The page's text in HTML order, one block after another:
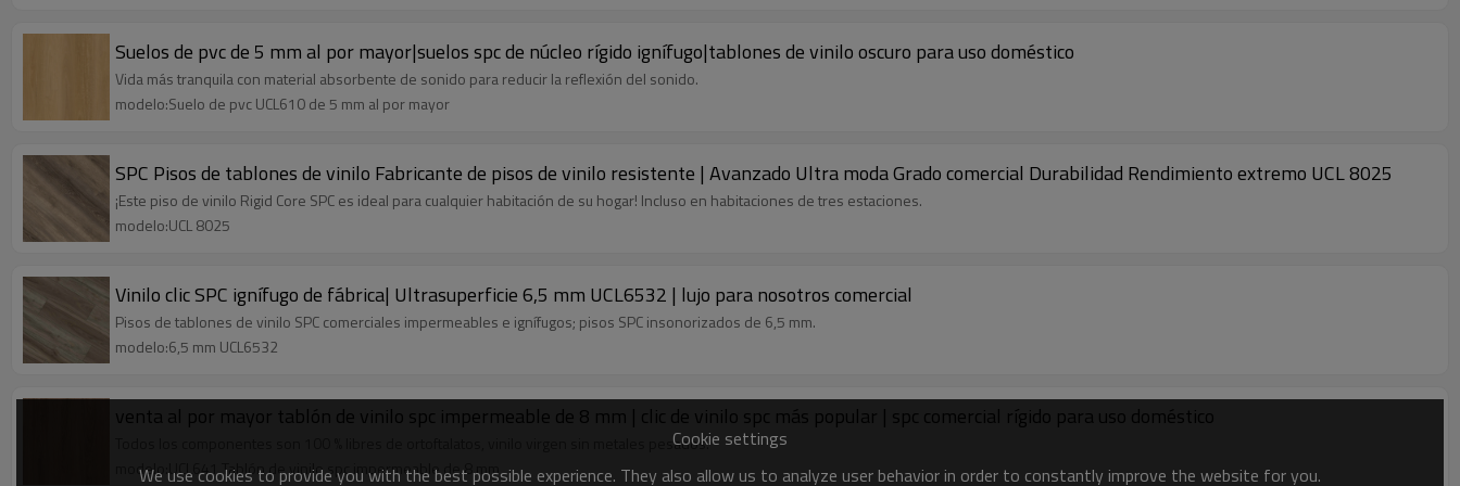
Suelos de pvc de 5 mm al por mayor|suelos spc de núcleo rígido ignífugo|tablones de vinilo oscuro para uso doméstico
Vida más tranquila con material absorbente de sonido para reducir la reflexión del sonido.
modelo:Suelo de pvc UCL610 de 5 mm al por mayor
SPC Pisos de tablones de vinilo Fabricante de pisos de vinilo resistente | Avanzado Ultra moda Grado comercial Durabilidad Rendimiento extremo UCL 8025
¡Este piso de vinilo Rigid Core SPC es ideal para cualquier habitación de su hogar! Incluso en habitaciones de tres estaciones.
modelo:UCL 8025
Vinilo clic SPC ignífugo de fábrica| Ultrasuperficie 6,5 mm UCL6532 | lujo para nosotros comercial
Pisos de tablones de vinilo SPC comerciales impermeables e ignífugos; pisos SPC insonorizados de 6,5 mm.
modelo:6,5 mm UCL6532
venta al por mayor tablón de vinilo spc impermeable de 8 mm | clic de vinilo spc más popular | spc comercial rígido para uso doméstico
Todos los componentes son 100 % libres de ortoftalatos, vinilo virgen sin metales pesados.
modelo:UCL641 Tablón de vinilo spc impermeable de 8 mm
Cookie settings
We use cookies to provide you with the best possible experience. They also allow us to analyze user behavior in order to constantly improve the website for you.